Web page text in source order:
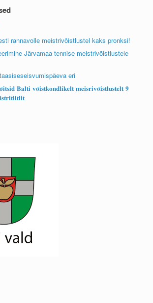
rannavolle meistrivõistlustel kaks pronksi!
Järvamaa tennise meistrivõistlustele
eri
𝐁𝐚𝐥𝐭𝐢 𝐯𝐨̃𝐢𝐬𝐭𝐤𝐨𝐧𝐝𝐥𝐢𝐤𝐞𝐥𝐭 𝐦𝐞𝐢𝐬𝐫𝐢𝐯𝐨̃𝐢𝐬𝐭𝐥𝐮𝐬𝐭𝐞𝐥𝐭 𝟗